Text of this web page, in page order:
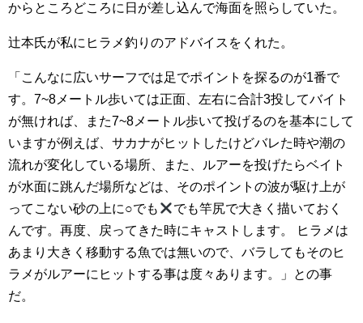
からところどころに日が差し込んで海面を照らしていた。
辻本氏が私にヒラメ釣りのアドバイスをくれた。
「こんなに広いサーフでは足でポイントを探るのが1番で
す。7~8メートル歩いては正面、左右に合計3投してバイト
が無ければ、また7~8メートル歩いて投げるのを基本にして
いますが例えば、サカナがヒットしたけどバレた時や潮の
流れが変化している場所、また、ルアーを投げたらベイト
が水面に跳んだ場所などは、そのポイントの波が駆け上が
ってこない砂の上に○でも
でも竿尻で大きく描いておく
んです。再度、戻ってきた時にキャストします。 ヒラメは
あまり大きく移動する魚では無いので、バラしてもそのヒ
ラメがルアーにヒットする事は度々あります。」との事
だ。